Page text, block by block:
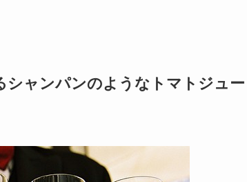
シャンパンのようなトマトジュー